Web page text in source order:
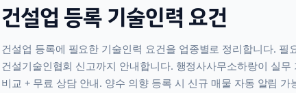
건설업 등록 기술인력 요건
건설업 등록에 필요한 기술인력 요건을 업종별로 정리합니다. 필
건설기술인협회 신고까지 안내합니다. 행정사사무소하랑이 실
비교 + 무료 상담 안내. 양수 의향 등록 시 신규 매물 자동 알림 가